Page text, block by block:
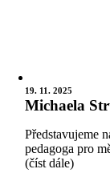
19. 11. 2025
Michaela
Představujeme
pedagoga pro
(číst dále)